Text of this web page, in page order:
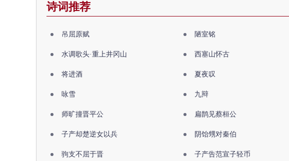
诗词推荐
吊屈原赋 陋室铭
水调歌头·重上井冈山 西塞山怀古
将进酒 夏夜叹
咏雪 九辩
师旷撞晋平公 扁鹊见蔡桓公
子产却楚逆女以兵 阴饴甥对秦伯
驹支不屈于晋 子产告范宣子轻币